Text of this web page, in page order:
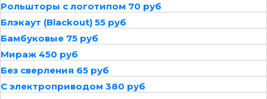
Рольшторы с логотипом 70 руб
Блэкаут (Blackout) 55 руб
Бамбуковые 75 руб
Мираж 450 руб
Без сверления 65 руб
С электроприводом 380 руб